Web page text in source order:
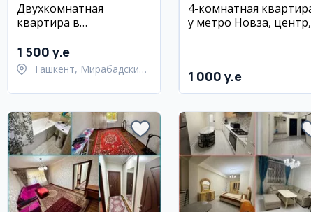
Двухкомнатная
квартира в
Мирабадский район
1 500 y.e
Ташкент, Мирабадский
4-комнатная
у метро Новза, центр,
1 000 y.e